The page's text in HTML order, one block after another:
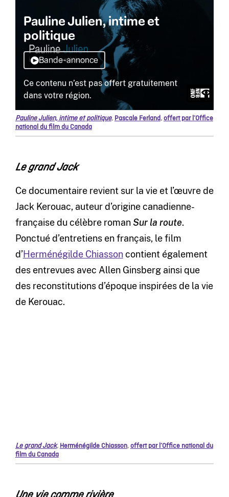
Pauline Julien, intime et politique, Pascale Ferland,offert par l’Office
national du film du Canada
Le grand Jack
Ce documentaire revient sur la vie et l’œuvre de
Jack Kerouac, auteur d’origine canadienne-
française du célèbre roman Sur la route.
Ponctué d’entretiens en français, le film
d’Herménégilde Chiassoncontient également
des entrevues avec Allen Ginsberg ainsi que
des reconstitutions d’époque inspirées de la vie
de Kerouac.
Le grand Jack,Herménégilde Chiasson,offert par l’Office national du
film du Canada